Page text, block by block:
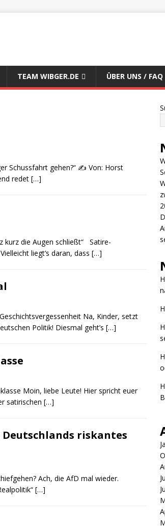
TEAM WIBGER.DE ÜBER UNS / FAQ
Schussfahrt gehen?“ ✍️ Von: Horst
redet […]
kurz die Augen schließt“ Satire-
liegt’s daran, dass […]
Na, Kinder, setzt
Politik! Diesmal geht’s […]
Moin, liebe Leute! Hier spricht euer
satirischen […]
riskantes
Ach, die AfD mal wieder.
[…]